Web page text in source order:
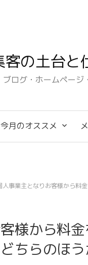
の土台
ブログ・ホームページ
今月のオススメ
人事業主となりお客様から料
様から料
ちらのほ